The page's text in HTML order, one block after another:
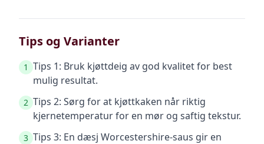
Tips og Varianter
1 Tips 1: Bruk kjøttdeig av god kvalitet for best
mulig resultat.
2 Tips 2: Sørg for at kjøttkaken når riktig
kjernetemperatur for en mør og saftig tekstur.
3 Tips 3: En dæsj Worcestershire-saus gir en